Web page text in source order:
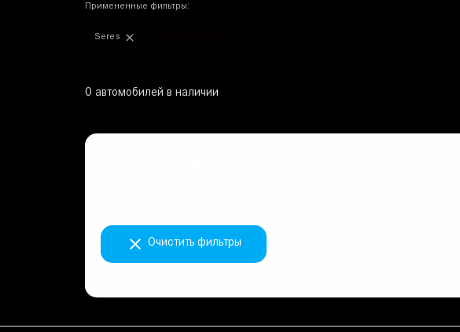
Примененные фильтры:
Seres
0 автомобилей в наличии
Очистить фильтры